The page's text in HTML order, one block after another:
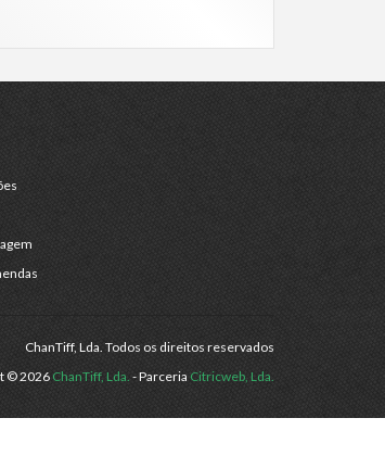
ChanTiff, Lda. Todos os direitos reservados
© 2026ChanTiff, Lda. - Parceria Citricweb, Lda.